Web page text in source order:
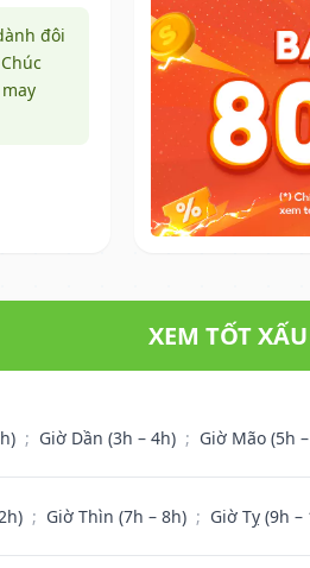
đôi
XEM TỐT
; Giờ Dần (3h – 4h) ; Giờ Mão (5h
; Giờ Thìn (7h – 8h) ; Giờ Tỵ (9h –